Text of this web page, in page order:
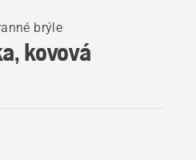
brýle
kovová